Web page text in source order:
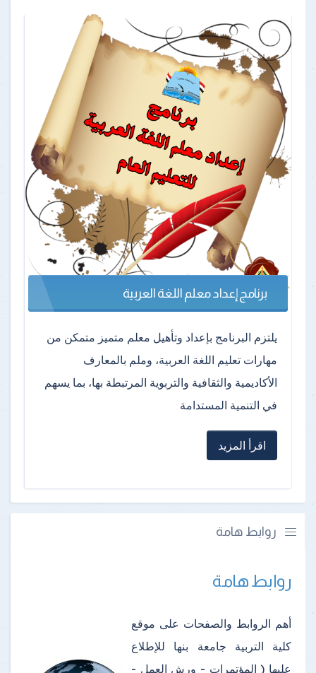
برنامج إعداد معلم اللغة العربية
يلتزم البرنامج بإعداد وتأهيل معلم متميز متمكن من
مهارات تعليم اللغة العربية، وملم بالمعارف
الأكاديمية والثقافية والتربوية المرتبطة بها، بما يسهم
في التنمية المستدامة
اقرأ المزيد
روابط هامة
روابط هامة
أهم الروابط والصفحات على موقع
كلية التربية جامعة بنها للإطلاع
عليها ( المؤتمرات - ورش العمل -